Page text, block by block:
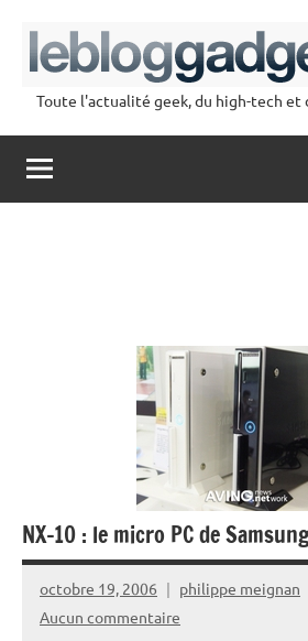
contenu
lebloggadget
Toute l'actualité geek, du high-tech et
NX-10 : le micro PC de
octobre 19, 2006
philippe meignan
Aucun commentaire